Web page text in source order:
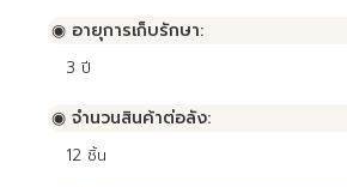
◉ อายุการเก็บรักษา:
3 ปี
◉ จำนวนสินค้าต่อลัง:
12 ชิ้น